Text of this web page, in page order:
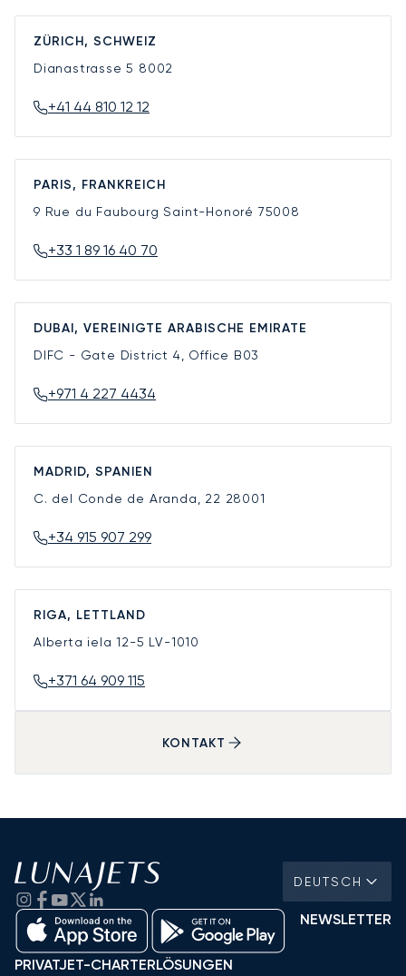
ZÜRICH, SCHWEIZ
Dianastrasse 5 8002
+41 44 810 12 12
PARIS, FRANKREICH
9 Rue du Faubourg Saint-Honoré 75008
+33 1 89 16 40 70
DUBAI, VEREINIGTE ARABISCHE EMIRATE
DIFC - Gate District 4, Office B03
+971 4 227 4434
MADRID, SPANIEN
C. del Conde de Aranda, 22 28001
+34 915 907 299
RIGA, LETTLAND
Alberta iela 12-5 LV-1010
+371 64 909 115
KONTAKT
DEUTSCH
NEWSLETTER
PRIVATJET-CHARTERLÖSUNGEN